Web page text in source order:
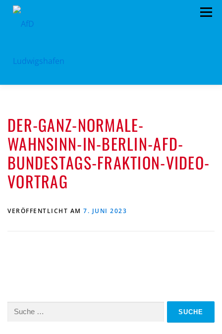
Zum
Menü
PROGRAMM KONTAKT SPENDEN
DER-GANZ-NORMALE-
WAHNSINN-IN-BERLIN-AFD-
BUNDESTAGS-FRAKTION-VIDEO-
VORTRAG
VERÖFFENTLICHT AM 7. JUNI 2023
Suche